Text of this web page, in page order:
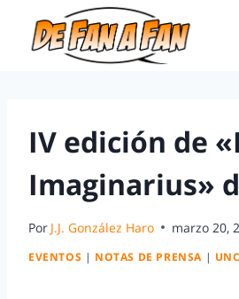
IV edición de
Imaginarius»
Por J.J. González Haro marzo 20,
EVENTOS | NOTAS DE PRENSA |